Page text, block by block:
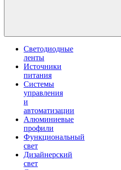
Светодиодные
ленты
Источники
питания
Системы
управления
и
автоматизации
Алюминиевые
профили
Функциональный
свет
Дизайнерский
свет